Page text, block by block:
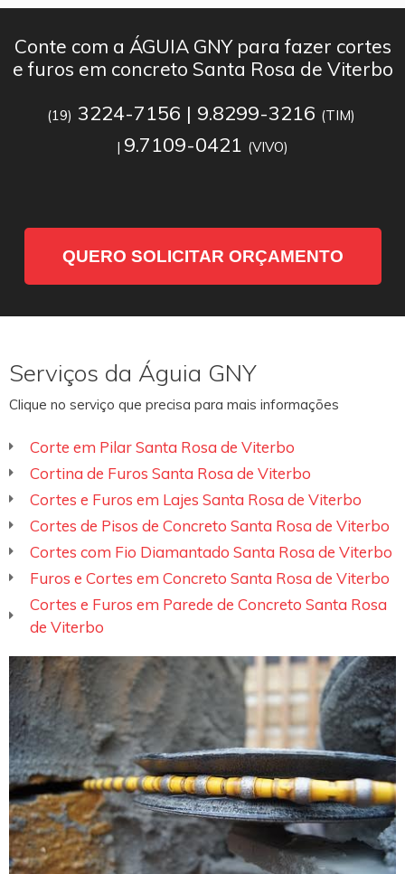
Conte com a ÁGUIA GNY para fazer cortes
e furos em concreto Santa Rosa de Viterbo
(19) 3224-7156 | 9.8299-3216 (TIM)
| 9.7109-0421 (VIVO)
QUERO SOLICITAR ORÇAMENTO
Serviços da Águia GNY
Clique no serviço que precisa para mais informações
Corte em Pilar Santa Rosa de Viterbo
Cortina de Furos Santa Rosa de Viterbo
Cortes e Furos em Lajes Santa Rosa de Viterbo
Cortes de Pisos de Concreto Santa Rosa de Viterbo
Cortes com Fio Diamantado Santa Rosa de Viterbo
Furos e Cortes em Concreto Santa Rosa de Viterbo
Cortes e Furos em Parede de Concreto Santa Rosa
de Viterbo